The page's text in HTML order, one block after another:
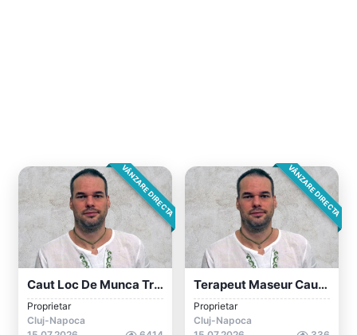
VÂNZARE DIRECTA
Caut Loc De Munca Traduceri!
Proprietar
Cluj-Napoca
VÂNZARE DIRECTA
Terapeut Maseur Caut Colaborare!
Proprietar
Cluj-Napoca